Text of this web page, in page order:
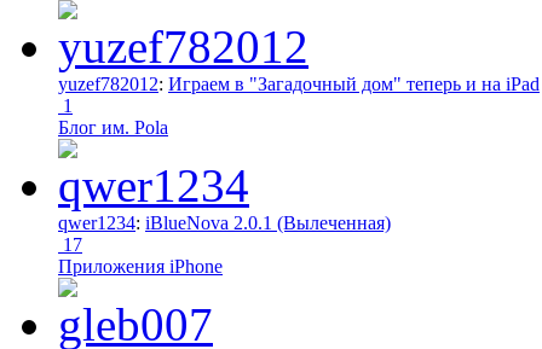
yuzef782012: Играем в "Загадочный дом" теперь и на iPad
1
Блог им. Pola
qwer1234: iBlueNova 2.0.1 (Вылеченная)
17
Приложения iPhone